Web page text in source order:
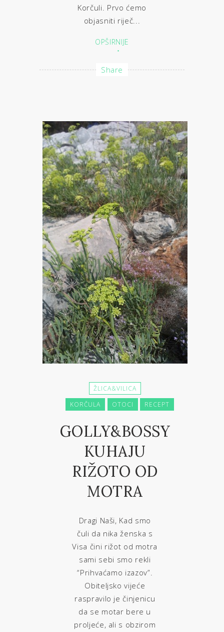
Korčuli. Prvo ćemo
objasniti riječ...
OPŠIRNIJE
Share
ŽLICA&VILICA
KORČULA
OTOCI RECEPT
GOLLY&BOSSY
KUHAJU
RIŽOTO OD
MOTRA
Dragi Naši, Kad smo
čuli da nika ženska s
Visa čini rižot od motra
sami sebi smo rekli
“Prihvaćamo izazov”.
Obiteljsko vijeće
raspravilo je činjenicu
da se motar bere u
proljeće, ali s obzirom